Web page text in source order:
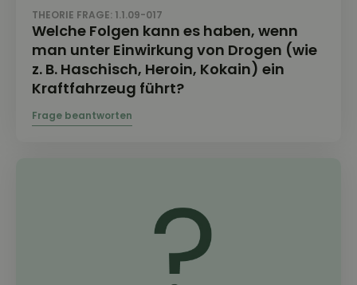
THEORIE FRAGE: 1.1.09-017
Welche Folgen kann es haben, wenn
man unter Einwirkung von Drogen (wie
z. B. Haschisch, Heroin, Kokain) ein
Kraftfahrzeug führt?